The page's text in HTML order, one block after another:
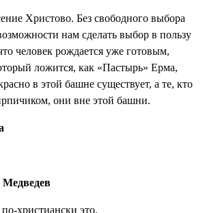
Христово. Без свободного выбора
нам сделать выбор в пользу
человек рождается уже готовым,
ложится, как «Пастырь» Ерма,
в этой башне существует, а те, кто
они вне этой башни.
христиански это.